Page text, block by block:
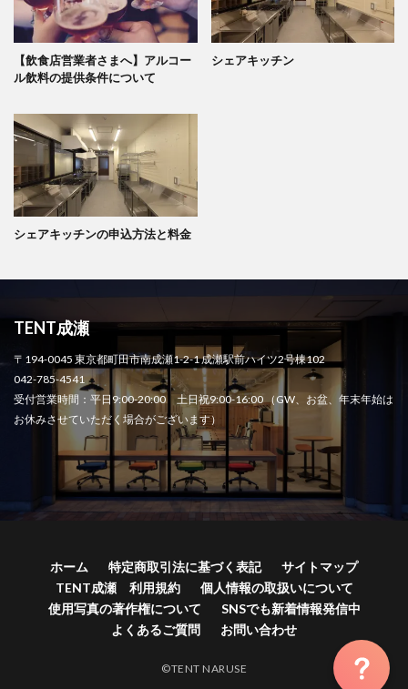
【飲食店営業者さまへ】アルコー
ル飲料の提供条件について
シェアキッチン
シェアキッチンの申込方法と料金
TENT成瀬
〒194-0045 東京都町田市南成瀬1-2-1 成瀬駅前ハイツ2号棟102
042-785-4541
受付営業時間：平日9:00-20:00 土日祝9:00-16:00 （GW、お盆、年末年始は
お休みさせていただく場合がございます）
ホーム 特定商取引法に基づく表記
サイトマップ
TENT成瀬 利用規約
個人情報の取扱いについて
使用写真の著作権について
SNSでも新着情報発信中
よくあるご質問
お問い合わせ
©TENT NARUSE